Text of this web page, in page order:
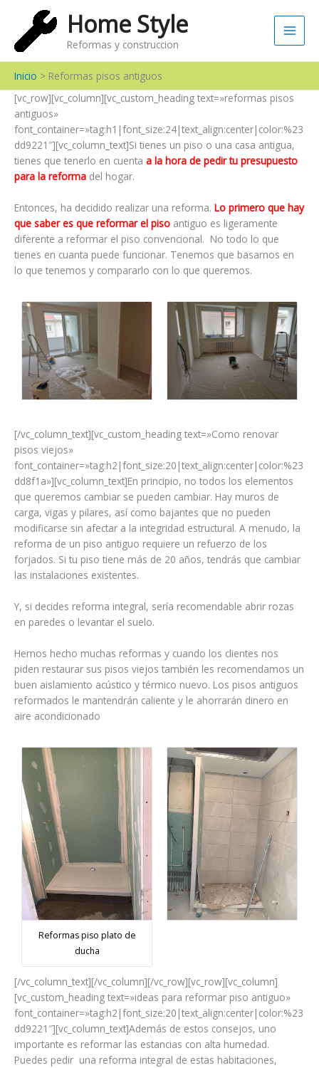
contenido
Home Style
Reformas y construccion
Main
Inicio
Reformas pisos antiguos
[vc_row][vc_column][vc_custom_heading text=»reformas pisos
antiguos»
font_container=»tag:h1|font_size:24|text_align:center|color:%23
dd9221″][vc_column_text]Si tienes un piso o una casa antigua,
tienes que tenerlo en cuenta a la hora de pedir tu presupuesto
para la reforma del hogar.
Entonces, ha decidido realizar una reforma. Lo primero que hay
que saber es que reformar el piso antiguo es ligeramente
diferente a reformar el piso convencional. No todo lo que
tienes en сuanta puede funcionar. Tenemos que basarnos en
lo que tenemos y compararlo con lo que queremos.
[/vc_column_text][vc_custom_heading text=»Сomo renovar
pisos viejos»
font_container=»tag:h2|font_size:20|text_align:center|color:%23
dd8f1a»][vc_column_text]En principio, no todos los elementos
que queremos cambiar se pueden cambiar. Hay muros de
carga, vigas у pilares, así como bajantes que no pueden
modificarse sin afectar a la integridad estructural. A menudo, la
reforma de un piso antiguo requiere un refuerzo de los
forjados. Si tu piso tiene más de 20 años, tendrás que cambiar
las instalaciones existentes.
Y, si decides reforma integral, sería recomendable abrir rozas
en paredes o levantar el suelo.
Hemos hecho muchas reformas y cuando los clientes nos
piden restaurar sus pisos viejos también les recomendamos un
buen aislamiento acústico y térmico nuevo. Los pisos antiguos
reformados le mantendrán caliente y le ahorrarán dinero en
aire acondicionado
Reformas piso plato de
ducha
[/vc_column_text][/vc_column][/vc_row][vc_row][vc_column]
[vc_custom_heading text=»ideas para reformar piso antiguo»
font_container=»tag:h2|font_size:20|text_align:center|color:%23
dd9221″][vc_column_text]Además de estos consejos, uno
importante es reformar las estancias con alta humedad.
Puedes pedir una reforma integral de estas habitaciones,